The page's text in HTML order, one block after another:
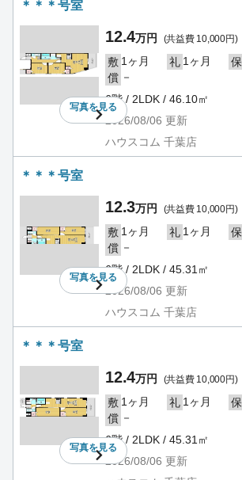
＊＊＊号室
写真を見る
12.4万円 (共益費 10,000円)
敷 1ヶ月 礼 1ヶ月 保
償 －
6階 / 2LDK / 46.10㎡
2026/08/06 更新
ハウスコム 千葉店
＊＊＊号室
写真を見る
12.3万円 (共益費 10,000円)
敷 1ヶ月 礼 1ヶ月 保
償 －
6階 / 2LDK / 45.31㎡
2026/08/06 更新
ハウスコム 千葉店
＊＊＊号室
写真を見る
12.4万円 (共益費 10,000円)
敷 1ヶ月 礼 1ヶ月 保
償 －
6階 / 2LDK / 45.31㎡
2026/08/06 更新